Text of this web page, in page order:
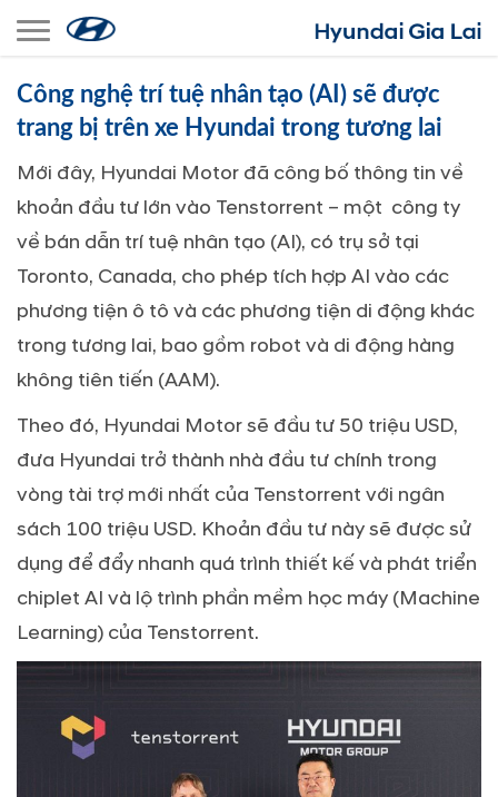
Toggle navigation
Công nghệ trí tuệ nhân tạo (AI) sẽ được
trang bị trên xe Hyundai trong tương lai
Mới đây, Hyundai Motor đã công bố thông tin về
khoản đầu tư lớn vào Tenstorrent – một công ty
về bán dẫn trí tuệ nhân tạo (AI), có trụ sở tại
Toronto, Canada, cho phép tích hợp AI vào các
phương tiện ô tô và các phương tiện di động khác
trong tương lai, bao gồm robot và di động hàng
không tiên tiến (AAM).
Theo đó, Hyundai Motor sẽ đầu tư 50 triệu USD,
đưa Hyundai trở thành nhà đầu tư chính trong
vòng tài trợ mới nhất của Tenstorrent với ngân
sách 100 triệu USD. Khoản đầu tư này sẽ được sử
dụng để đẩy nhanh quá trình thiết kế và phát triển
chiplet AI và lộ trình phần mềm học máy (Machine
Learning) của Tenstorrent.